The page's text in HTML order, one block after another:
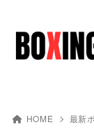
HOME 最新